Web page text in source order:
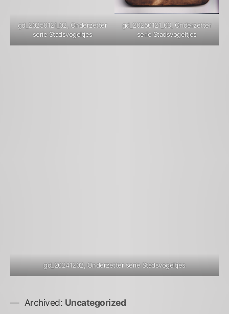
gd_20250121_02, Onderzetter
serie Stadsvogeltjes
gd_20250121_03, Onderzetter
serie Stadsvogeltjes
gd_20241202, Onderzetter serie Stadsvogeltjes
Archived: Uncategorized